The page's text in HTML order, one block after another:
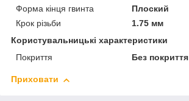
Форма кінця гвинта
Плоский
Крок різьби
1.75 мм
Користувальницькі характеристики
Покриття
Без покриття
Приховати